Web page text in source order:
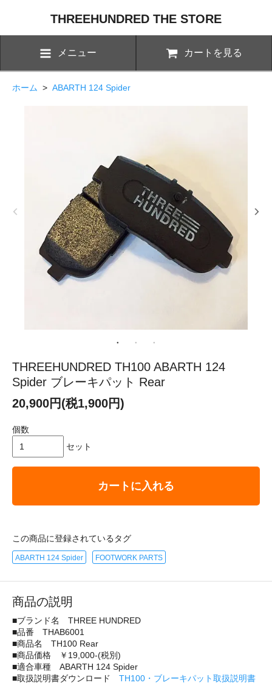
THREEHUNDRED THE STORE
メニュー カートを見る
ホーム > ABARTH 124 Spider
THREEHUNDRED TH100 ABARTH 124
Spider ブレーキパット Rear
20,900円(税1,900円)
個数
セット
カートに入れる
この商品に登録されているタグ
ABARTH 124 Spider FOOTWORK PARTS
商品の説明
■ブランド名 THREE HUNDRED
■品番 THAB6001
■商品名 TH100 Rear
■商品価格 ￥19,000-(税別)
■適合車種 ABARTH 124 Spider
■取扱説明書ダウンロード TH100・ブレーキパット取扱説明書